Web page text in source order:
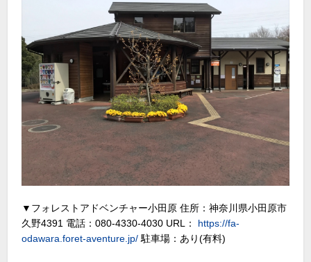
▼フォレストアドベンチャー小田原 住所：神奈川県小田原市
久野4391 電話：080-4330-4030 URL： https://fa-
odawara.foret-aventure.jp/ 駐車場：あり(有料)